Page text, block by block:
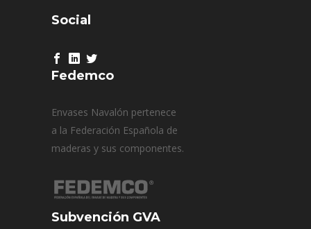
Social
Fedemco
Envases Navalón pertenece
a la Federación Española de
maderas y sus componentes.
Subvención GVA